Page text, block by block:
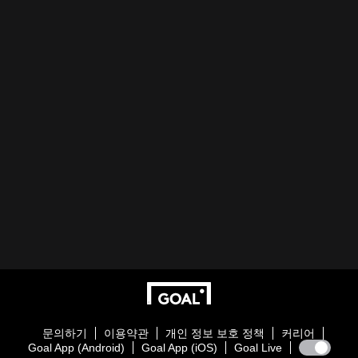
문의하기 이용약관 개인 정보 보호 정책
커리어
Goal App (Android)
Goal App (iOS) Goal Live